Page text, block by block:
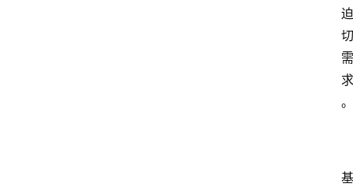
迫
切
需
求
。
基